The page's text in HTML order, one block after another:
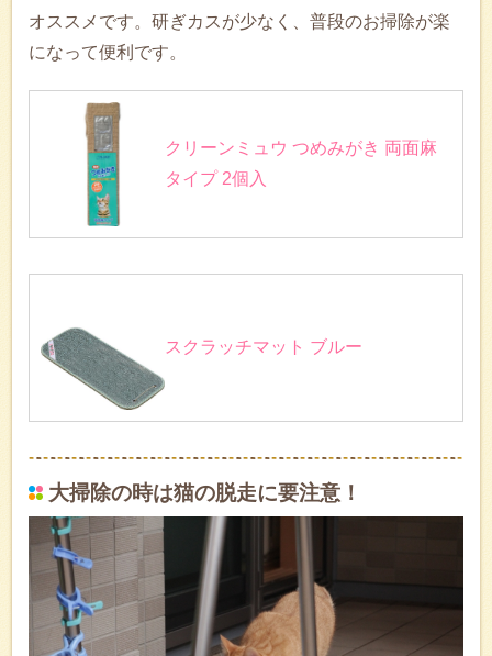
オススメです。研ぎカスが少なく、普段のお掃除が楽
になって便利です。
クリーンミュウ つめみがき 両面麻
タイプ 2個入
スクラッチマット ブルー
大掃除の時は猫の脱走に要注意！